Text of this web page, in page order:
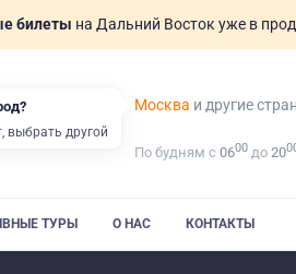
билеты на Дальний Восток уже в
Москва и другие
По будням с 0600 до 20
ТУРЫ О НАС КОНТАКТЫ
выбрать другой